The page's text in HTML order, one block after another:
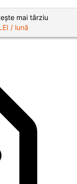
mai târziu
/ lună